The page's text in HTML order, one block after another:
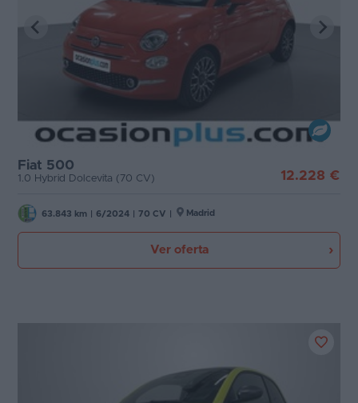
Fiat 500
1.0 Hybrid Dolcevita (70 CV) 12.228 €
63.843 km 6/2024 70 CV Madrid
Ver oferta